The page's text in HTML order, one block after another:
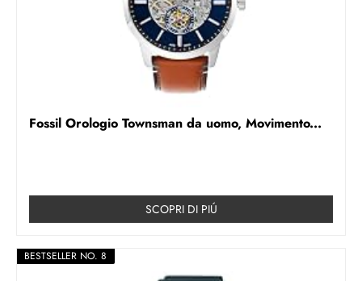
Fossil Orologio Townsman da uomo, Movimento...
SCOPRI DI PIÚ
BESTSELLER NO. 8